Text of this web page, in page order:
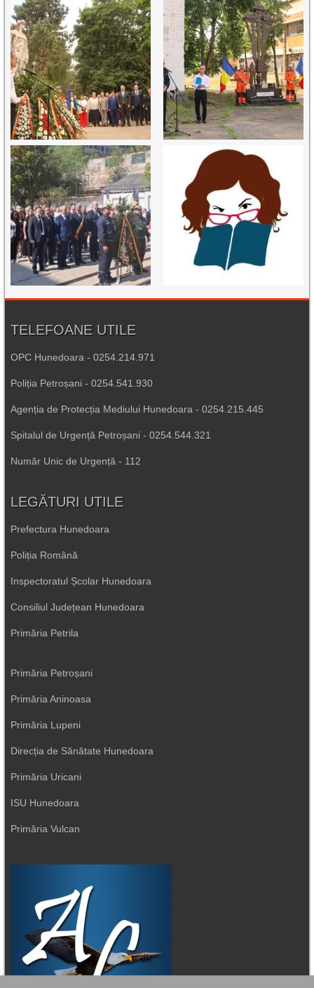
TELEFOANE UTILE
OPC Hunedoara - 0254.214.971
Poliția Petroșani - 0254.541.930
Agenția de Protecția Mediului Hunedoara - 0254.215.445
Spitalul de Urgență Petroșani - 0254.544.321
Număr Unic de Urgență - 112
LEGĂTURI UTILE
Prefectura Hunedoara
Poliția Română
Inspectoratul Școlar Hunedoara
Consiliul Județean Hunedoara
Primăria Petrila
Primăria Petroșani
Primăria Aninoasa
Primăria Lupeni
Direcția de Sănătate Hunedoara
Primăria Uricani
ISU Hunedoara
Primăria Vulcan